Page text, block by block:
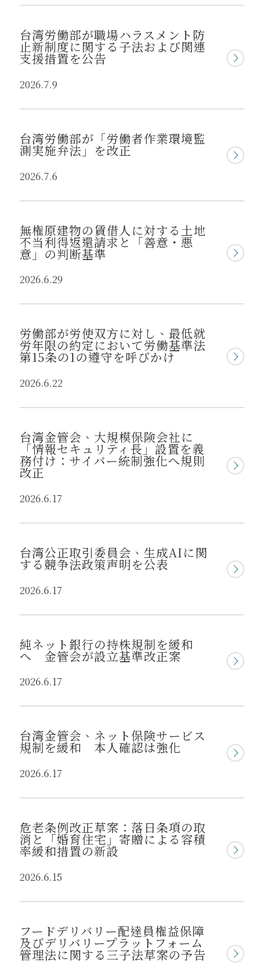
台湾労働部が職場ハラスメント防
止新制度に関する子法および関連
支援措置を公告
2026.7.9
台湾労働部が「労働者作業環境監
測実施弁法」を改正
2026.7.6
無権原建物の賃借人に対する土地
不当利得返還請求と「善意・悪
意」の判断基準
2026.6.29
労働部が労使双方に対し、最低就
労年限の約定において労働基準法
第15条の1の遵守を呼びかけ
2026.6.22
台湾金管会、大規模保険会社に
「情報セキュリティ長」設置を義
務付け：サイバー統制強化へ規則
改正
2026.6.17
台湾公正取引委員会、生成AIに関
する競争法政策声明を公表
2026.6.17
純ネット銀行の持株規制を緩和
へ 金管会が設立基準改正案
2026.6.17
台湾金管会、ネット保険サービス
規制を緩和 本人確認は強化
2026.6.17
危老条例改正草案：落日条項の取
消と「婚育住宅」寄贈による容積
率緩和措置の新設
2026.6.15
フードデリバリー配達員権益保障
及びデリバリープラットフォーム
管理法に関する三子法草案の予告